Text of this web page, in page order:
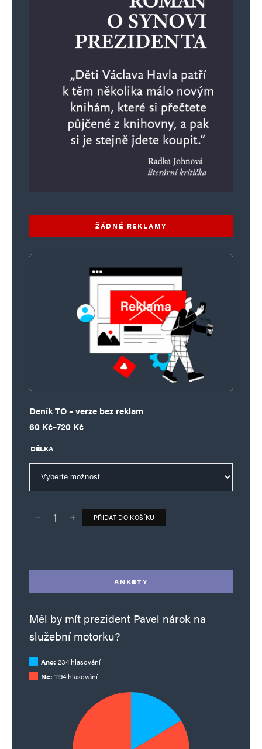
ŽÁDNÉ REKLAMY
Deník TO – verze bez reklam
60 Kč–720 Kč
Rozpětí cen: 60 Kč až 720 Kč
DÉLKA
Deník TO – verze bez reklam množství
PŘIDAT DO KOŠÍKU
ANKETY
Měl by mít prezident Pavel nárok na
služební motorku?
Ano: 234 hlasování
Ne: 1194 hlasování